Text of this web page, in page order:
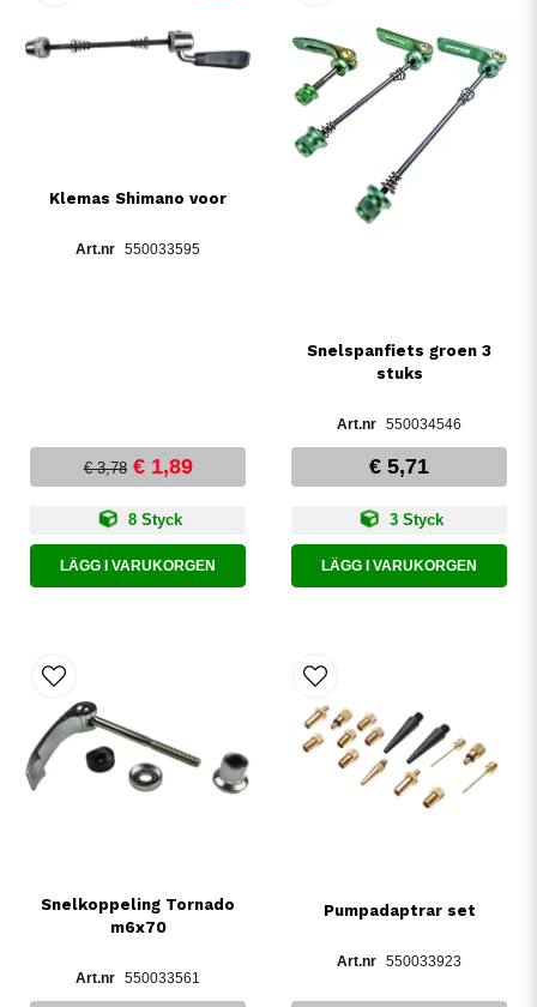
Klemas Shimano voor
550033595
€ 3,78 € 1,89
8 Styck
LÄGG I VARUKORGEN
Snelspanfiets groen 3
stuks
550034546
€ 5,71
3 Styck
LÄGG I VARUKORGEN
Snelkoppeling Tornado
m6x70
550033561
Pumpadaptrar set
550033923